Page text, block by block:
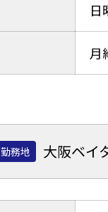
日
月
勤務地 大阪ベイ